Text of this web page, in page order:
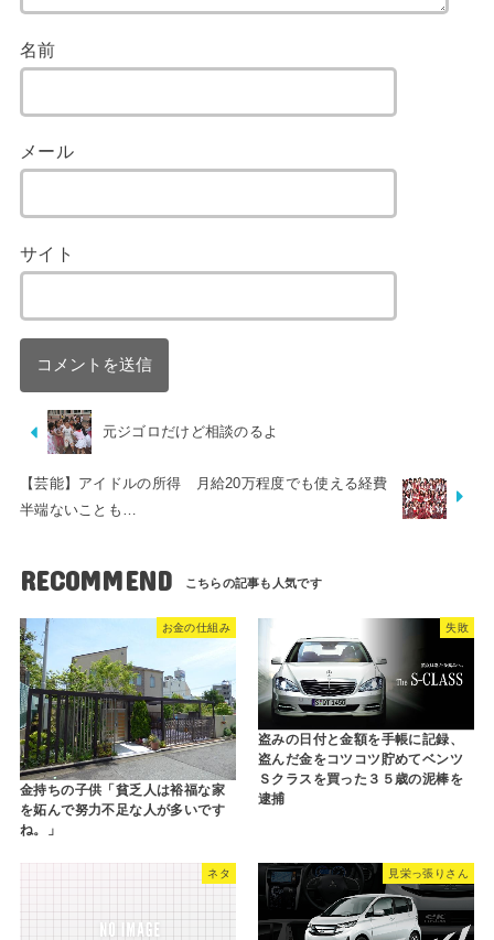
名前
メール
サイト
元ジゴロだけど相談のるよ
【芸能】アイドルの所得 月給20万程度でも使える経費
半端ないことも…
RECOMMEND
お金の仕組み
金持ちの子供「貧乏人は裕福な家
を妬んで努力不足な人が多いです
ね。」
失敗
盗みの日付と金額を手帳に記録、
盗んだ金をコツコツ貯めてベンツ
Ｓクラスを買った３５歳の泥棒を
逮捕
ネタ 見栄っ張りさん